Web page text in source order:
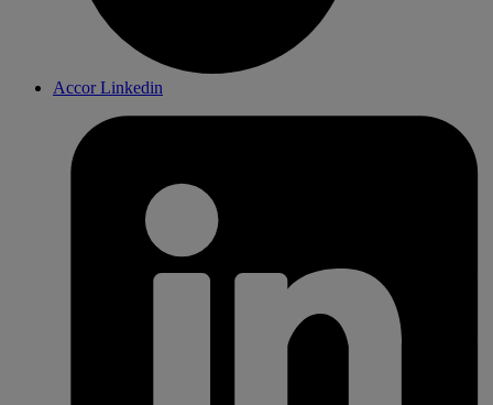
Accor Linkedin